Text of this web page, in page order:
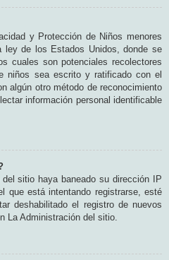
y Protección de Niños menores
de los Estados Unidos, donde se
cuales son potenciales recolectores
niños sea escrito y ratificado con el
algún otro método de reconocimiento
información personal identificable
sitio haya baneado su dirección IP
que está intentando registrarse, esté
deshabilitado el registro de nuevos
La Administración del sitio.